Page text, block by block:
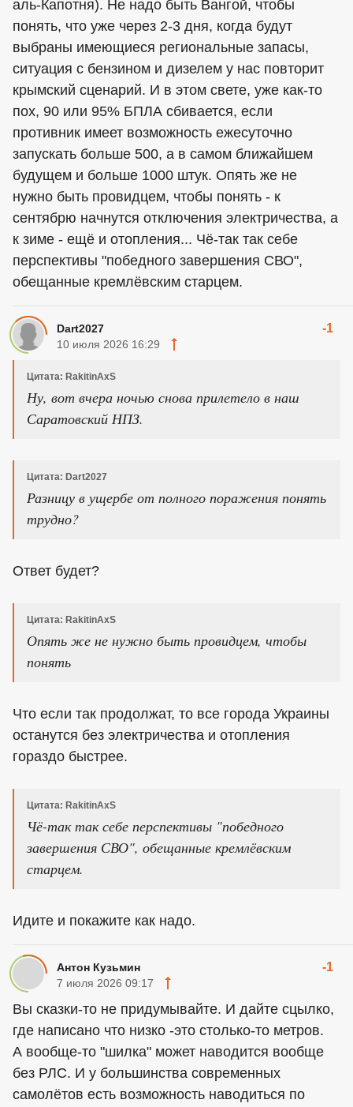
аль-Капотня). Не надо быть Вангой, чтобы
понять, что уже через 2-3 дня, когда будут
выбраны имеющиеся региональные запасы,
ситуация с бензином и дизелем у нас повторит
крымский сценарий. И в этом свете, уже как-то
пох, 90 или 95% БПЛА сбивается, если
противник имеет возможность ежесуточно
запускать больше 500, а в самом ближайшем
будущем и больше 1000 штук. Опять же не
нужно быть провидцем, чтобы понять - к
сентябрю начнутся отключения электричества, а
к зиме - ещё и отопления... Чё-так так себе
перспективы "победного завершения СВО",
обещанные кремлёвским старцем.
Dart2027 -1
10 июля 2026 16:29
Цитата: RakitinAxS
Ну, вот вчера ночью снова прилетело в наш
Саратовский НПЗ.
Цитата: Dart2027
Разницу в ущербе от полного поражения понять
трудно?
Ответ будет?
Цитата: RakitinAxS
Опять же не нужно быть провидцем, чтобы
понять
Что если так продолжат, то все города Украины
останутся без электричества и отопления
гораздо быстрее.
Цитата: RakitinAxS
Чё-так так себе перспективы "победного
завершения СВО", обещанные кремлёвским
старцем.
Идите и покажите как надо.
Антон Кузьмин -1
7 июля 2026 09:17
Вы сказки-то не придумывайте. И дайте сцылко,
где написано что низко -это столько-то метров.
А вообще-то "шилка" может наводится вообще
без РЛС. И у большинства современных
самолётов есть возможность наводиться по